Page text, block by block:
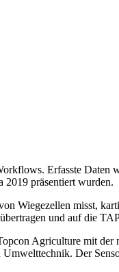
Erfasste Daten
2019 präsentiert wurden.
Wiegezellen misst,
und auf die
Agriculture mit der
Der